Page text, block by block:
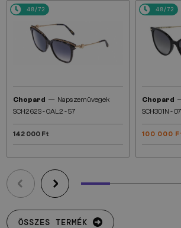
48/72
Chopard — Napszemüvegek
SCH262S - 0AL2 - 57
142 000 Ft
48/72
Chopard
SCH301N -
100 000
ÖSSZES TERMÉK